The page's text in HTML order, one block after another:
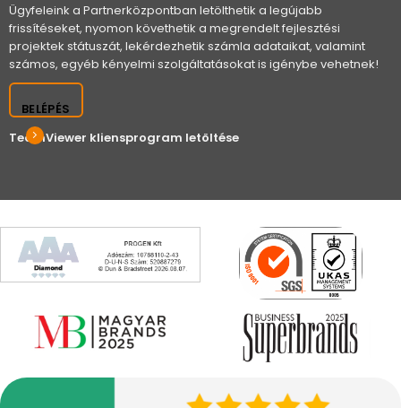
Ügyfeleink a Partnerközpontban letölthetik a legújabb
frissítéseket, nyomon követhetik a megrendelt fejlesztési
projektek státuszát, lekérdezhetik számla adataikat, valamint
számos, egyéb kényelmi szolgáltatásokat is igénybe vehetnek!
BELÉPÉS
TeamViewer kliensprogram letöltése